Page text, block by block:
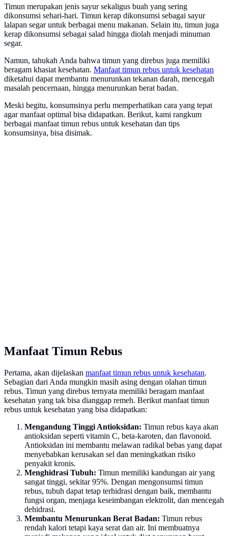
Timun merupakan jenis sayur sekaligus buah yang sering
dikonsumsi sehari-hari. Timun kerap dikonsumsi sebagai sayur
lalapan segar untuk berbagai menu makanan. Selain itu, timun juga
kerap dikonsumsi sebagai salad hingga diolah menjadi minuman
segar.
Namun, tahukah Anda bahwa timun yang direbus juga memiliki
beragam khasiat kesehatan. Manfaat timun rebus untuk kesehatan
diketahui dapat membantu menurunkan tekanan darah, mencegah
masalah pencernaan, hingga menurunkan berat badan.
Meski begitu, konsumsinya perlu memperhatikan cara yang tepat
agar manfaat optimal bisa didapatkan. Berikut, kami rangkum
berbagai manfaat timun rebus untuk kesehatan dan tips
konsumsinya, bisa disimak.
Manfaat Timun Rebus
Pertama, akan dijelaskan manfaat timun rebus untuk kesehatan.
Sebagian dari Anda mungkin masih asing dengan olahan timun
rebus. Timun yang direbus ternyata memiliki beragam manfaat
kesehatan yang tak bisa dianggap remeh. Berikut manfaat timun
rebus untuk kesehatan yang bisa didapatkan:
Mengandung Tinggi Antioksidan: Timun rebus kaya akan
antioksidan seperti vitamin C, beta-karoten, dan flavonoid.
Antioksidan ini membantu melawan radikal bebas yang dapat
menyebabkan kerusakan sel dan meningkatkan risiko
penyakit kronis.
Menghidrasi Tubuh: Timun memiliki kandungan air yang
sangat tinggi, sekitar 95%. Dengan mengonsumsi timun
rebus, tubuh dapat tetap terhidrasi dengan baik, membantu
fungsi organ, menjaga keseimbangan elektrolit, dan mencegah
dehidrasi.
Membantu Menurunkan Berat Badan: Timun rebus
rendah kalori tetapi kaya serat dan air. Ini membuatnya